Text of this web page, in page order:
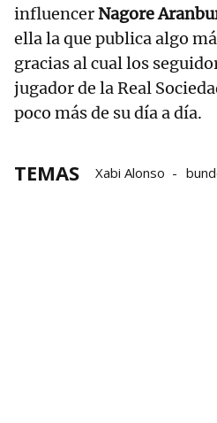
influencer Nagore
ella la que publica algo
gracias al cual los
jugador de la Real
poco más de su día a día.
TEMAS Xabi Alonso